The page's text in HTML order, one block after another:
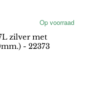
Op voorraad
zilver met
- 22373